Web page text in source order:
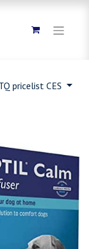
pricelist CES